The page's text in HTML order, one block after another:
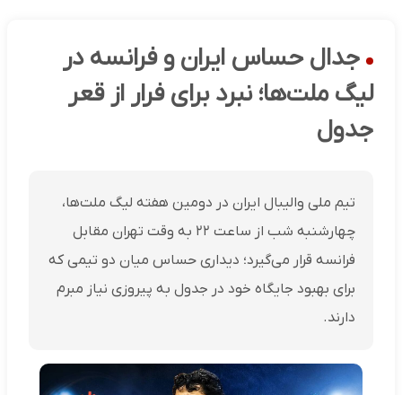
جدال حساس ایران و فرانسه در
لیگ ملت‌ها؛ نبرد برای فرار از قعر
جدول
تیم ملی والیبال ایران در دومین هفته لیگ ملت‌ها،
چهارشنبه شب از ساعت ۲۲ به وقت تهران مقابل
فرانسه قرار می‌گیرد؛ دیداری حساس میان دو تیمی که
برای بهبود جایگاه خود در جدول به پیروزی نیاز مبرم
دارند.